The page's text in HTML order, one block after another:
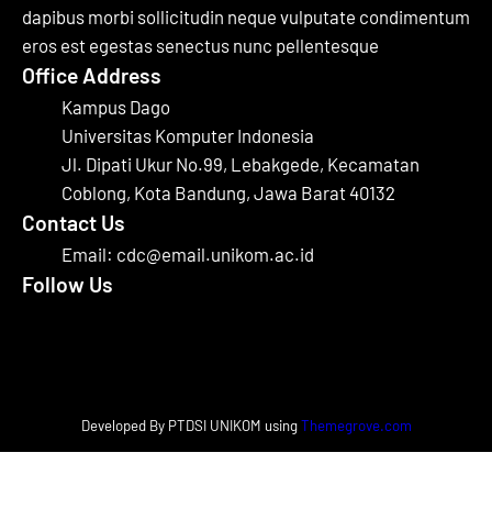
dapibus morbi sollicitudin neque vulputate condimentum
eros est egestas senectus nunc pellentesque
Office Address
Kampus Dago
Universitas Komputer Indonesia
Jl. Dipati Ukur No.99, Lebakgede, Kecamatan
Coblong, Kota Bandung, Jawa Barat 40132
Contact Us
Email: cdc@email.unikom.ac.id
Follow Us
Developed By PTDSI UNIKOM usingThemegrove.com